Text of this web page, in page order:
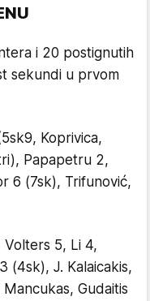
i 20 postignutih
sekundi u prvom
Koprivica,
Papapetru 2,
6 (7sk), Trifunović,
Volters 5, Li 4,
(4sk), J. Kalaicakis,
Gudaitis